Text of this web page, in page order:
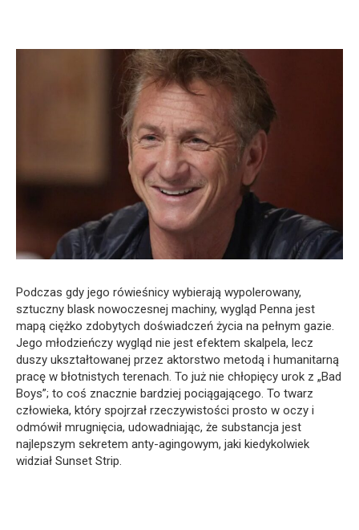
Podczas gdy jego rówieśnicy wybierają wypolerowany,
sztuczny blask nowoczesnej machiny, wygląd Penna jest
mapą ciężko zdobytych doświadczeń życia na pełnym gazie.
Jego młodzieńczy wygląd nie jest efektem skalpela, lecz
duszy ukształtowanej przez aktorstwo metodą i humanitarną
pracę w błotnistych terenach. To już nie chłopięcy urok z „Bad
Boys”; to coś znacznie bardziej pociągającego. To twarz
człowieka, który spojrzał rzeczywistości prosto w oczy i
odmówił mrugnięcia, udowadniając, że substancja jest
najlepszym sekretem anty-agingowym, jaki kiedykolwiek
widział Sunset Strip.